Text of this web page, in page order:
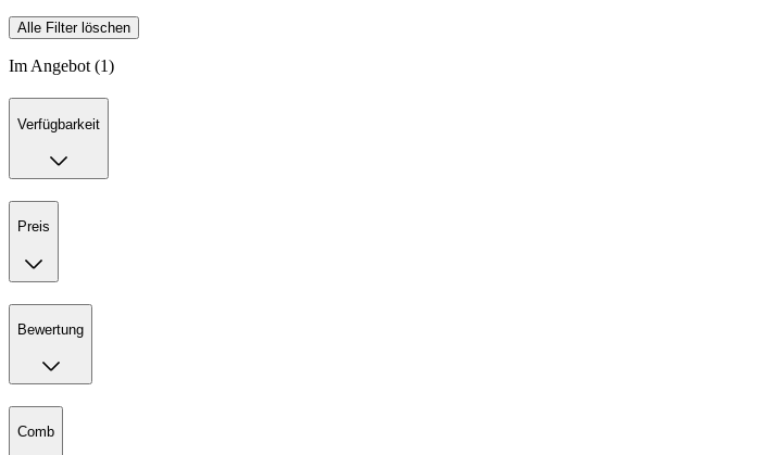
Alle Filter löschen
Im Angebot (1)
Verfügbarkeit
Preis
Bewertung
Comb